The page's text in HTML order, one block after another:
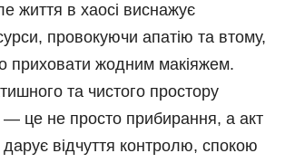
життя в хаосі виснажує
провокуючи апатію та втому,
приховати жодним макіяжем.
та чистого простору
— це не просто прибирання, а акт
відчуття контролю, спокою